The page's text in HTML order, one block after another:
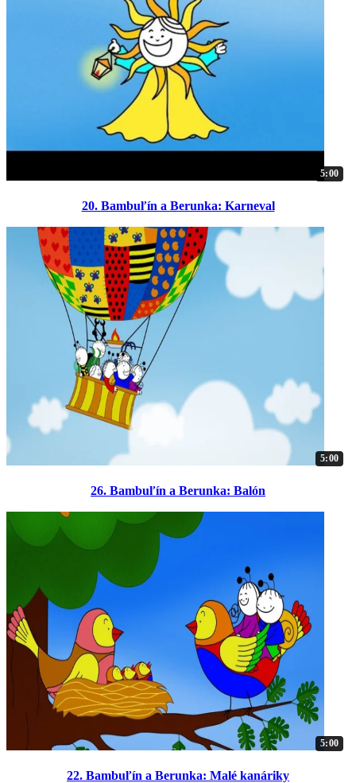
5:00
20. Bambuľín a Berunka: Karneval
5:00
26. Bambuľín a Berunka: Balón
5:00
22. Bambuľín a Berunka: Malé kanáriky